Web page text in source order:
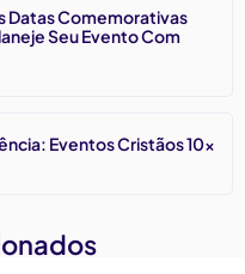
Datas Comemorativas
Seu Evento Com
Eventos Cristãos 10x